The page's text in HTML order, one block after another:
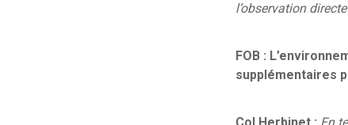
l’observation
FOB :
supplémentaires